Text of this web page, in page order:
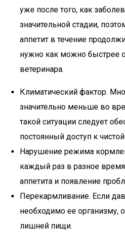
уже после того, как
значительной стадии,
аппетит в течение
нужно как можно быстрее
ветеринара.
Климатический фактор.
значительно меньше во
такой ситуации следует
постоянный доступ к
Нарушение режима
каждый раз в разное
аппетита и появление
Перекармливание. Если
необходимо ее организму,
лишней пищи.